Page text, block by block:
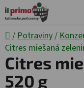
Prejsť na obsah
Domov
/ Potraviny/
Citres miešaná
Citres
520 g